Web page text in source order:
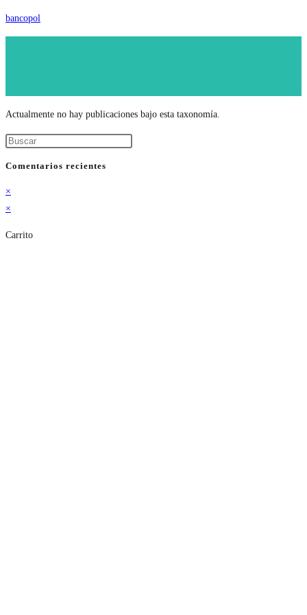
bancopol
Actualmente no hay publicaciones bajo esta taxonomía.
Comentarios recientes
×
×
Carrito